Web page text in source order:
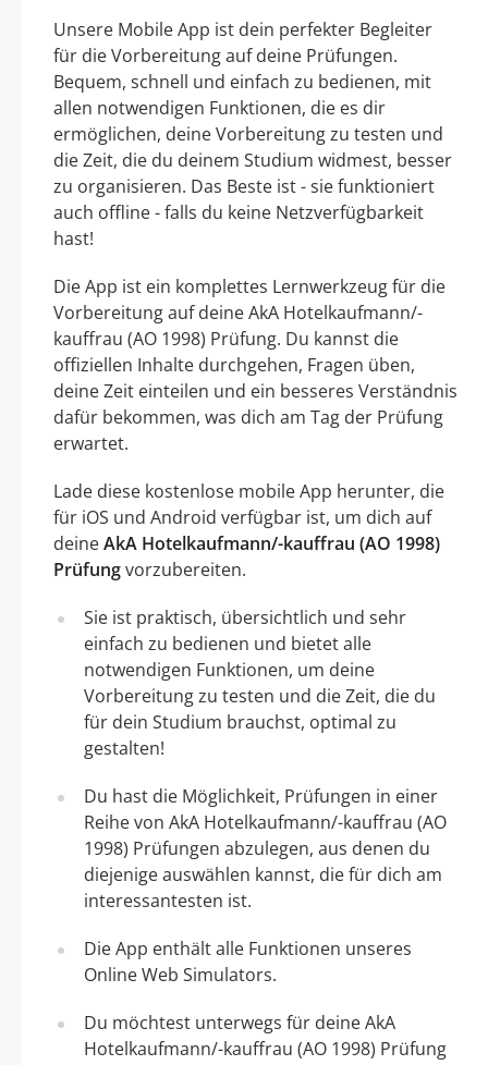
Unsere Mobile App ist dein perfekter Begleiter
für die Vorbereitung auf deine Prüfungen.
Bequem, schnell und einfach zu bedienen, mit
allen notwendigen Funktionen, die es dir
ermöglichen, deine Vorbereitung zu testen und
die Zeit, die du deinem Studium widmest, besser
zu organisieren. Das Beste ist - sie funktioniert
auch offline - falls du keine Netzverfügbarkeit
hast!
Die App ist ein komplettes Lernwerkzeug für die
Vorbereitung auf deine AkA Hotelkaufmann/-
kauffrau (AO 1998) Prüfung. Du kannst die
offiziellen Inhalte durchgehen, Fragen üben,
deine Zeit einteilen und ein besseres Verständnis
dafür bekommen, was dich am Tag der Prüfung
erwartet.
Lade diese kostenlose mobile App herunter, die
für iOS und Android verfügbar ist, um dich auf
deineAkA Hotelkaufmann/-kauffrau (AO 1998)
Prüfungvorzubereiten.
Sie ist praktisch, übersichtlich und sehr
einfach zu bedienen und bietet alle
notwendigen Funktionen, um deine
Vorbereitung zu testen und die Zeit, die du
für dein Studium brauchst, optimal zu
gestalten!
Du hast die Möglichkeit, Prüfungen in einer
Reihe von AkA Hotelkaufmann/-kauffrau (AO
1998) Prüfungen abzulegen, aus denen du
diejenige auswählen kannst, die für dich am
interessantesten ist.
Die App enthält alle Funktionen unseres
Online Web Simulators.
Du möchtest unterwegs für deine AkA
Hotelkaufmann/-kauffrau (AO 1998) Prüfung